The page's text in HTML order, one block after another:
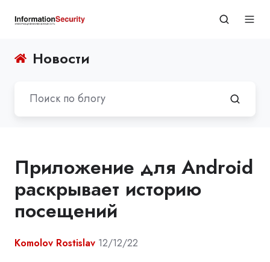
Новости
Приложение для Android
раскрывает историю
посещений
Komolov Rostislav 12/12/22